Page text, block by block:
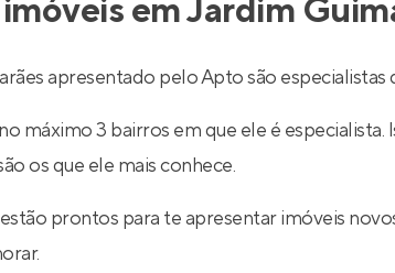
em Jardim
apresentado pelo Apto são especialistas
máximo 3 bairros em que ele é
os que ele mais conhece.
prontos para te apresentar imóveis